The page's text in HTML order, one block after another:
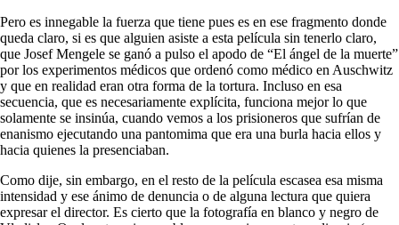
Pero es innegable la fuerza que tiene pues es en ese fragmento donde
queda claro, si es que alguien asiste a esta película sin tenerlo claro,
que Josef Mengele se ganó a pulso el apodo de “El ángel de la muerte”
por los experimentos médicos que ordenó como médico en Auschwitz
y que en realidad eran otra forma de la tortura. Incluso en esa
secuencia, que es necesariamente explícita, funciona mejor lo que
solamente se insinúa, cuando vemos a los prisioneros que sufrían de
enanismo ejecutando una pantomima que era una burla hacia ellos y
hacia quienes la presenciaban.
Como dije, sin embargo, en el resto de la película escasea esa misma
intensidad y ese ánimo de denuncia o de alguna lectura que quiera
expresar el director. Es cierto que la fotografía en blanco y negro de